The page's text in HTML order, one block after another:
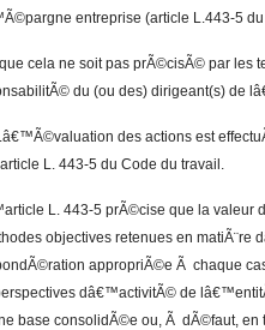
entreprise (article L.443-5
cela ne soit pas prÃ©cisÃ© par les
du (ou des) dirigeant(s) de
des actions est
L. 443-5 du Code du travail.
L. 443-5 prÃ©cise que la valeur
objectives retenues en
appropriÃ©e Ã chaque
dâ€™activitÃ© de
base consolidÃ©e ou, Ã dÃ©faut,